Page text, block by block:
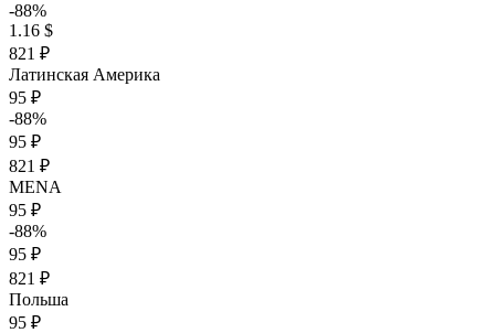
-88%
1.16 $
821 ₽
Латинская Америка
95 ₽
-88%
95 ₽
821 ₽
MENA
95 ₽
-88%
95 ₽
821 ₽
Польша
95 ₽